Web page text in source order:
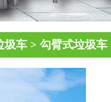
圾车 > 勾臂式垃圾车